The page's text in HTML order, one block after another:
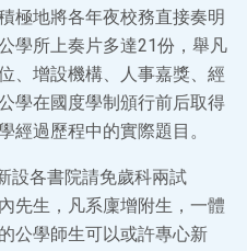
極地將各年夜校務直接奏明
學所上奏片多達21份，舉凡
、增設機構、人事嘉獎、經
學在國度學制頒行前后取得
經過歷程中的實際題目。
設各書院請免歲科兩試
先生，凡系廩增附生，一體
公學師生可以或許專心新